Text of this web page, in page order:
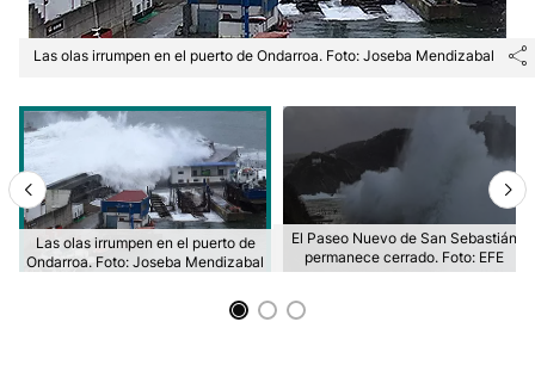
Las olas irrumpen en el puerto de Ondarroa. Foto: Joseba Mendizabal
Las olas irrumpen en el puerto de
Ondarroa. Foto: Joseba Mendizabal
El Paseo Nuevo de San Sebastián
permanece cerrado. Foto: EFE